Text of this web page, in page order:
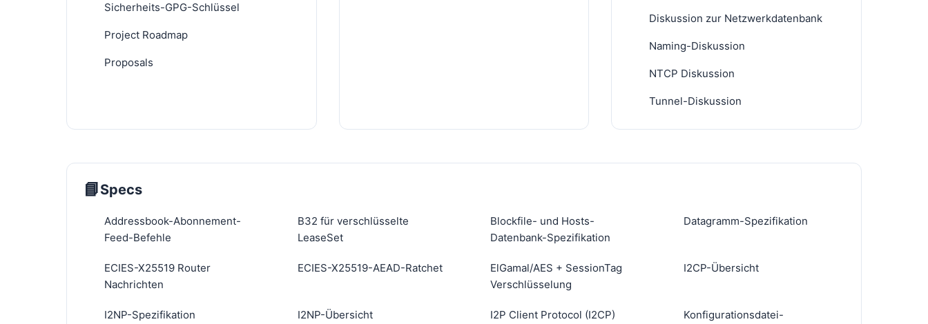
Sicherheits-GPG-Schlüssel
Project Roadmap
Proposals
Diskussion zur Netzwerkdatenbank
Naming-Diskussion
NTCP Diskussion
Tunnel-Diskussion
📘Specs
Addressbook-Abonnement-
Feed-Befehle
B32 für verschlüsselte
LeaseSet
Blockfile- und Hosts-
Datenbank-Spezifikation
Datagramm-Spezifikation
ECIES-X25519 Router
Nachrichten
ECIES-X25519-AEAD-Ratchet
ElGamal/AES + SessionTag
Verschlüsselung
I2CP-Übersicht
I2NP-Spezifikation I2NP-Übersicht I2P Client Protocol (I2CP)
Konfigurationsdatei-